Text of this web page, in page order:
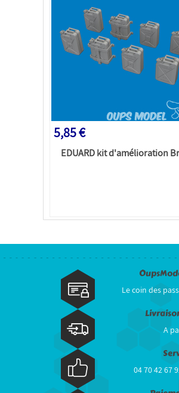
5,85 €
EDUARD kit d'amélioration
Le coin des
A
04 70 42 67